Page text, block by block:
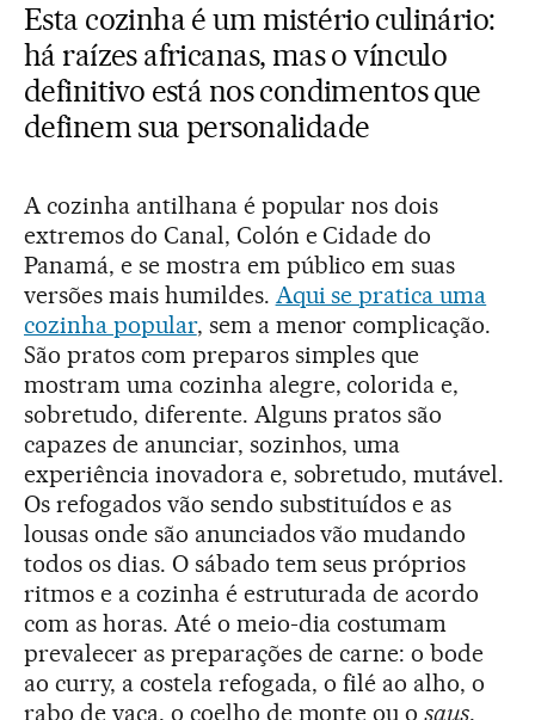
Esta cozinha é um mistério culinário:
há raízes africanas, mas o vínculo
definitivo está nos condimentos que
definem sua personalidade
A cozinha antilhana é popular nos dois
extremos do Canal, Colón e Cidade do
Panamá, e se mostra em público em suas
versões mais humildes. Aqui se pratica uma
cozinha popular, sem a menor complicação.
São pratos com preparos simples que
mostram uma cozinha alegre, colorida e,
sobretudo, diferente. Alguns pratos são
capazes de anunciar, sozinhos, uma
experiência inovadora e, sobretudo, mutável.
Os refogados vão sendo substituídos e as
lousas onde são anunciados vão mudando
todos os dias. O sábado tem seus próprios
ritmos e a cozinha é estruturada de acordo
com as horas. Até o meio-dia costumam
prevalecer as preparações de carne: o bode
ao curry, a costela refogada, o filé ao alho, o
rabo de vaca, o coelho de monte ou osaus,